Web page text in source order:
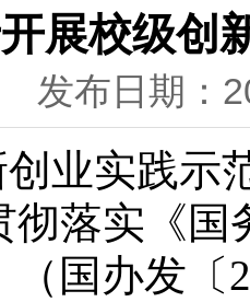
展校级创
发布日期：
业实践示
彻落实 《
（国办发〔